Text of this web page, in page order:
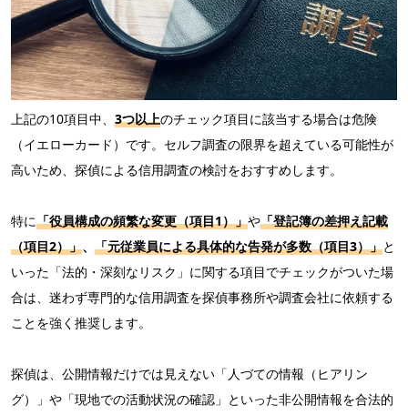
上記の10項目中、 3つ以上のチェック項目に該当する場合は危険
（イエローカード）です。セルフ調査の限界を超えている可能性が
高いため、探偵による信用調査の検討をおすすめします。
特に「役員構成の頻繁な変更（項目1）」や「登記簿の差押え記載
（項目2）」、 「元従業員による具体的な告発が多数（項目3）」と
いった 「法的・深刻なリスク」 に関する項目でチェックがついた場
合は、迷わず専門的な信用調査を探偵事務所や調査会社に依頼する
ことを強く推奨します。
探偵は、公開情報だけでは見えない「人づての情報（ヒアリン
グ）」 や 「現地での活動状況の確認」 といった非公開情報を合法的